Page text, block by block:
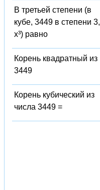
В третьей степени (в
кубе, 3449 в степени 3,
x³) равно
Корень квадратный из
3449
Корень кубический из
числа 3449 =